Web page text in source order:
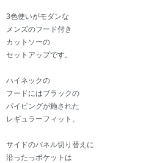
3色使いがモダンな
メンズのフード付き
カットソーの
セットアップです。
ハイネックの
フードにはブラックの
パイピングが施された
レギュラーフィット。
サイドのパネル切り替えに
沿ったっポケットは